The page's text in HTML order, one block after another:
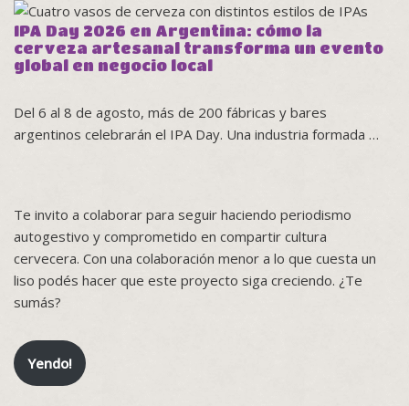
IPA Day 2026 en Argentina: cómo la
cerveza artesanal transforma un evento
global en negocio local
Del 6 al 8 de agosto, más de 200 fábricas y bares
argentinos celebrarán el IPA Day. Una industria formada …
Te invito a colaborar para seguir haciendo periodismo
autogestivo y comprometido en compartir cultura
cervecera. Con una colaboración menor a lo que cuesta un
liso podés hacer que este proyecto siga creciendo. ¿Te
sumás?
Yendo!